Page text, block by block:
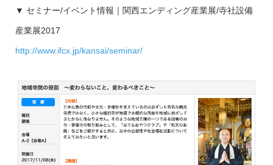
▼ セミナー/イベント情報｜関西エンディング産業展/寺社設備
産業展2017
http://www.ifcx.jp/kansai/seminar/